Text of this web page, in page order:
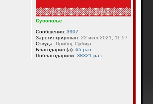
Сувопоље
Сообщения: 3907
Зарегистрирован: 22 июл 2021, 11:57
Откуда: Прибој, Србија
Благодарил (а): 65 раз
Поблагодарили: 38321 раз